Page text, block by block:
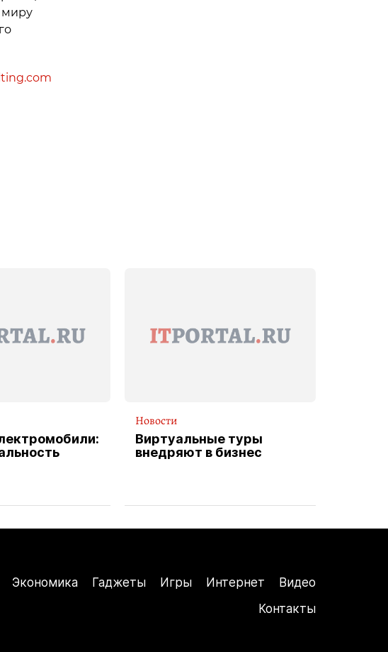
миру
Новости
Виртуальные туры
внедряют в бизнес
Экономика Гаджеты Игры Интернет
Видео
Контакты